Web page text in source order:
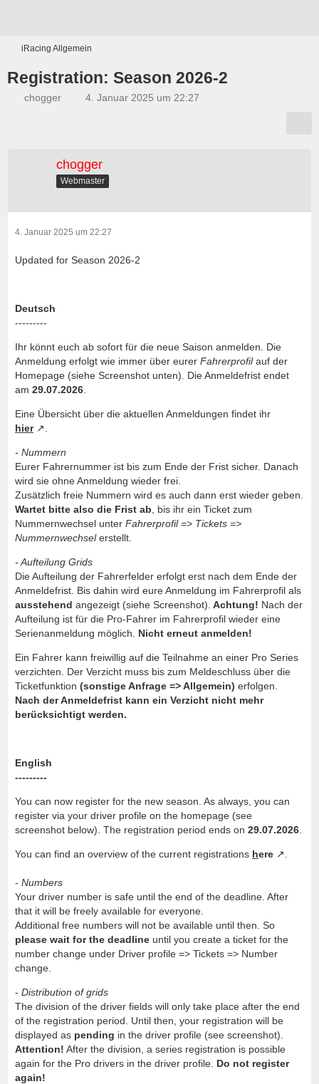
iRacing Allgemein
Registration: Season 2026-2
chogger 4. Januar 2025 um 22:27
chogger
Webmaster
4. Januar 2025 um 22:27
Updated for Season 2026-2
Deutsch
---------
Ihr könnt euch ab sofort für die neue Saison anmelden. Die
Anmeldung erfolgt wie immer über eurer Fahrerprofilauf der
Homepage (siehe Screenshot unten). Die Anmeldefrist endet
am 29.07.2026
Eine Übersicht über die aktuellen Anmeldungen findet ihr
hier
- Nummern
Eurer Fahrernummer ist bis zum Ende der Frist sicher. Danach
wird sie ohne Anmeldung wieder frei.
Zusätzlich freie Nummern wird es auch dann erst wieder geben.
Wartet bitte also die Frist ab , bis ihr ein Ticket zum
Nummernwechsel unter Fahrerprofil => Tickets =>
Nummernwechselerstellt.
- Aufteilung Grids
Die Aufteilung der Fahrerfelder erfolgt erst nach dem Ende der
Anmeldefrist. Bis dahin wird eure Anmeldung im Fahrerprofil als
ausstehend angezeigt (siehe Screenshot). Achtung! Nach der
Aufteilung ist für die Pro-Fahrer im Fahrerprofil wieder eine
Serienanmeldung möglich.
Nicht erneut anmelden!
Ein Fahrer kann freiwillig auf die Teilnahme an einer Pro Series
verzichten. Der Verzicht muss bis zum Meldeschluss über die
Ticketfunktion (sonstige Anfrage => Allgemein) erfolgen.
Nach der Anmeldefrist kann ein Verzicht nicht mehr
berücksichtigt werden.
English
---------
You can now register for the new season. As always, you can
register via your driver profile on the homepage (see
screenshot below). The registration period ends on 29.07.2026
You can find an overview of the current registrations here
- Numbers
Your driver number is safe until the end of the deadline. After
that it will be freely available for everyone.
Additional free numbers will not be available until then. So
please wait for the deadline until you create a ticket for the
number change under Driver profile => Tickets => Number
change.
- Distribution of grids
The division of the driver fields will only take place after the end
of the registration period. Until then, your registration will be
displayed as pending in the driver profile (see screenshot).
Attention! After the division, a series registration is possible
again for the Pro drivers in the driver profile. Do not register
again!